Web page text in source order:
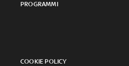
PROGRAMMI
COOKIE POLICY